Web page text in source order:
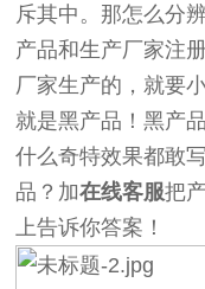
斥其中。那怎么分
产品和生产厂家注
厂家生产的，就要
就是黑产品！黑产
什么奇特效果都敢
品？加在线客服把
上告诉你答案！